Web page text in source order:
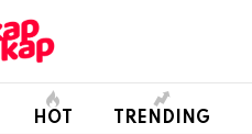
HOT TRENDING